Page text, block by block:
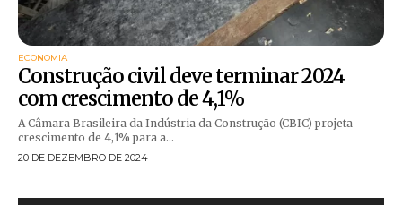
ECONOMIA
Construção civil deve terminar 2024
com crescimento de 4,1%
A Câmara Brasileira da Indústria da Construção (CBIC) projeta
crescimento de 4,1% para a...
20 DE DEZEMBRO DE 2024